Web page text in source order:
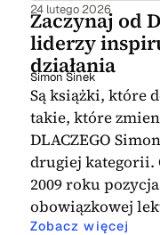
24 lutego 2026
Zaczynaj od
liderzy
działania
Simon Sinek
Są książki, które
takie, które
DLACZEGO
drugiej kategorii.
2009 roku
obowiązkowej
Zobacz więcej